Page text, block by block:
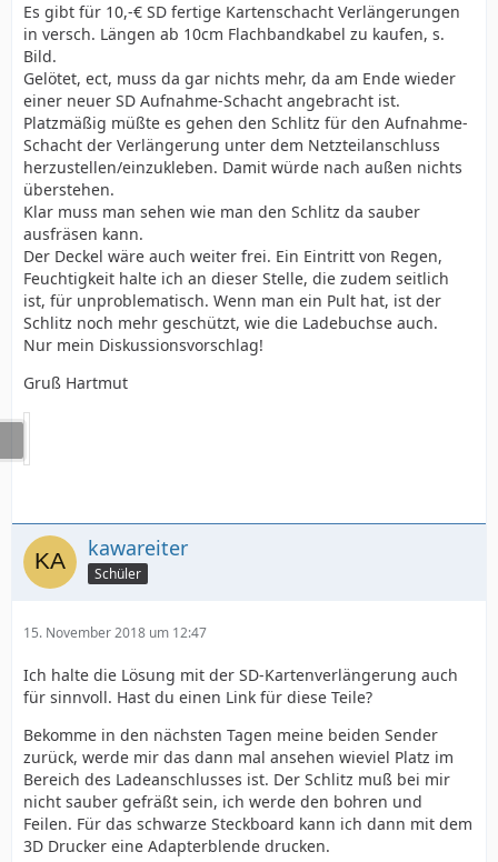
Es gibt für 10,-€ SD fertige Kartenschacht Verlängerungen
in versch. Längen ab 10cm Flachbandkabel zu kaufen, s.
Bild.
Gelötet, ect, muss da gar nichts mehr, da am Ende wieder
einer neuer SD Aufnahme-Schacht angebracht ist.
Platzmäßig müßte es gehen den Schlitz für den Aufnahme-
Schacht der Verlängerung unter dem Netzteilanschluss
herzustellen/einzukleben. Damit würde nach außen nichts
überstehen.
Klar muss man sehen wie man den Schlitz da sauber
ausfräsen kann.
Der Deckel wäre auch weiter frei. Ein Eintritt von Regen,
Feuchtigkeit halte ich an dieser Stelle, die zudem seitlich
ist, für unproblematisch. Wenn man ein Pult hat, ist der
Schlitz noch mehr geschützt, wie die Ladebuchse auch.
Nur mein Diskussionsvorschlag!
Gruß Hartmut
kawareiter
Schüler
15. November 2018 um 12:47
Ich halte die Lösung mit der SD-Kartenverlängerung auch
für sinnvoll. Hast du einen Link für diese Teile?
Bekomme in den nächsten Tagen meine beiden Sender
zurück, werde mir das dann mal ansehen wieviel Platz im
Bereich des Ladeanschlusses ist. Der Schlitz muß bei mir
nicht sauber gefräßt sein, ich werde den bohren und
Feilen. Für das schwarze Steckboard kann ich dann mit dem
3D Drucker eine Adapterblende drucken.